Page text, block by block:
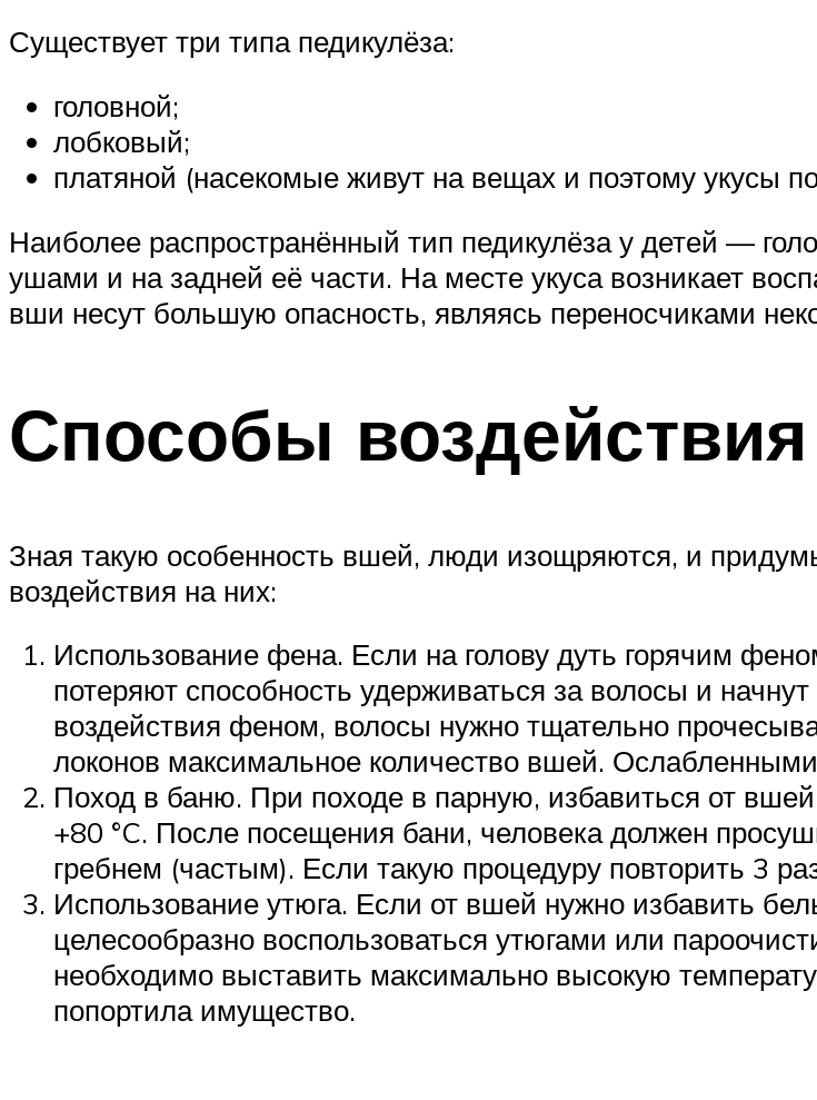
Существует три типа педикулёза:
головной;
лобковый;
платяной (насекомые живут на вещах и поэтому укусы
Наиболее распространённый тип педикулёза у детей —
ушами и на задней её части. На месте укуса возникает
вши несут большую опасность, являясь переносчиками
Способы воздействия
Зная такую особенность вшей, люди изощряются, и
воздействия на них:
Использование фена. Если на голову дуть горячим
потеряют способность удерживаться за волосы и
воздействия феном, волосы нужно тщательно
локонов максимальное количество вшей.
Поход в баню. При походе в парную, избавиться от
+80 °C. После посещения бани, человека должен
гребнем (частым). Если такую процедуру повторить 3
Использование утюга. Если от вшей нужно избавить
целесообразно воспользоваться утюгами или
необходимо выставить максимально высокую
попортила имущество.